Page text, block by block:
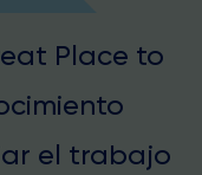
Place to
el trabajo